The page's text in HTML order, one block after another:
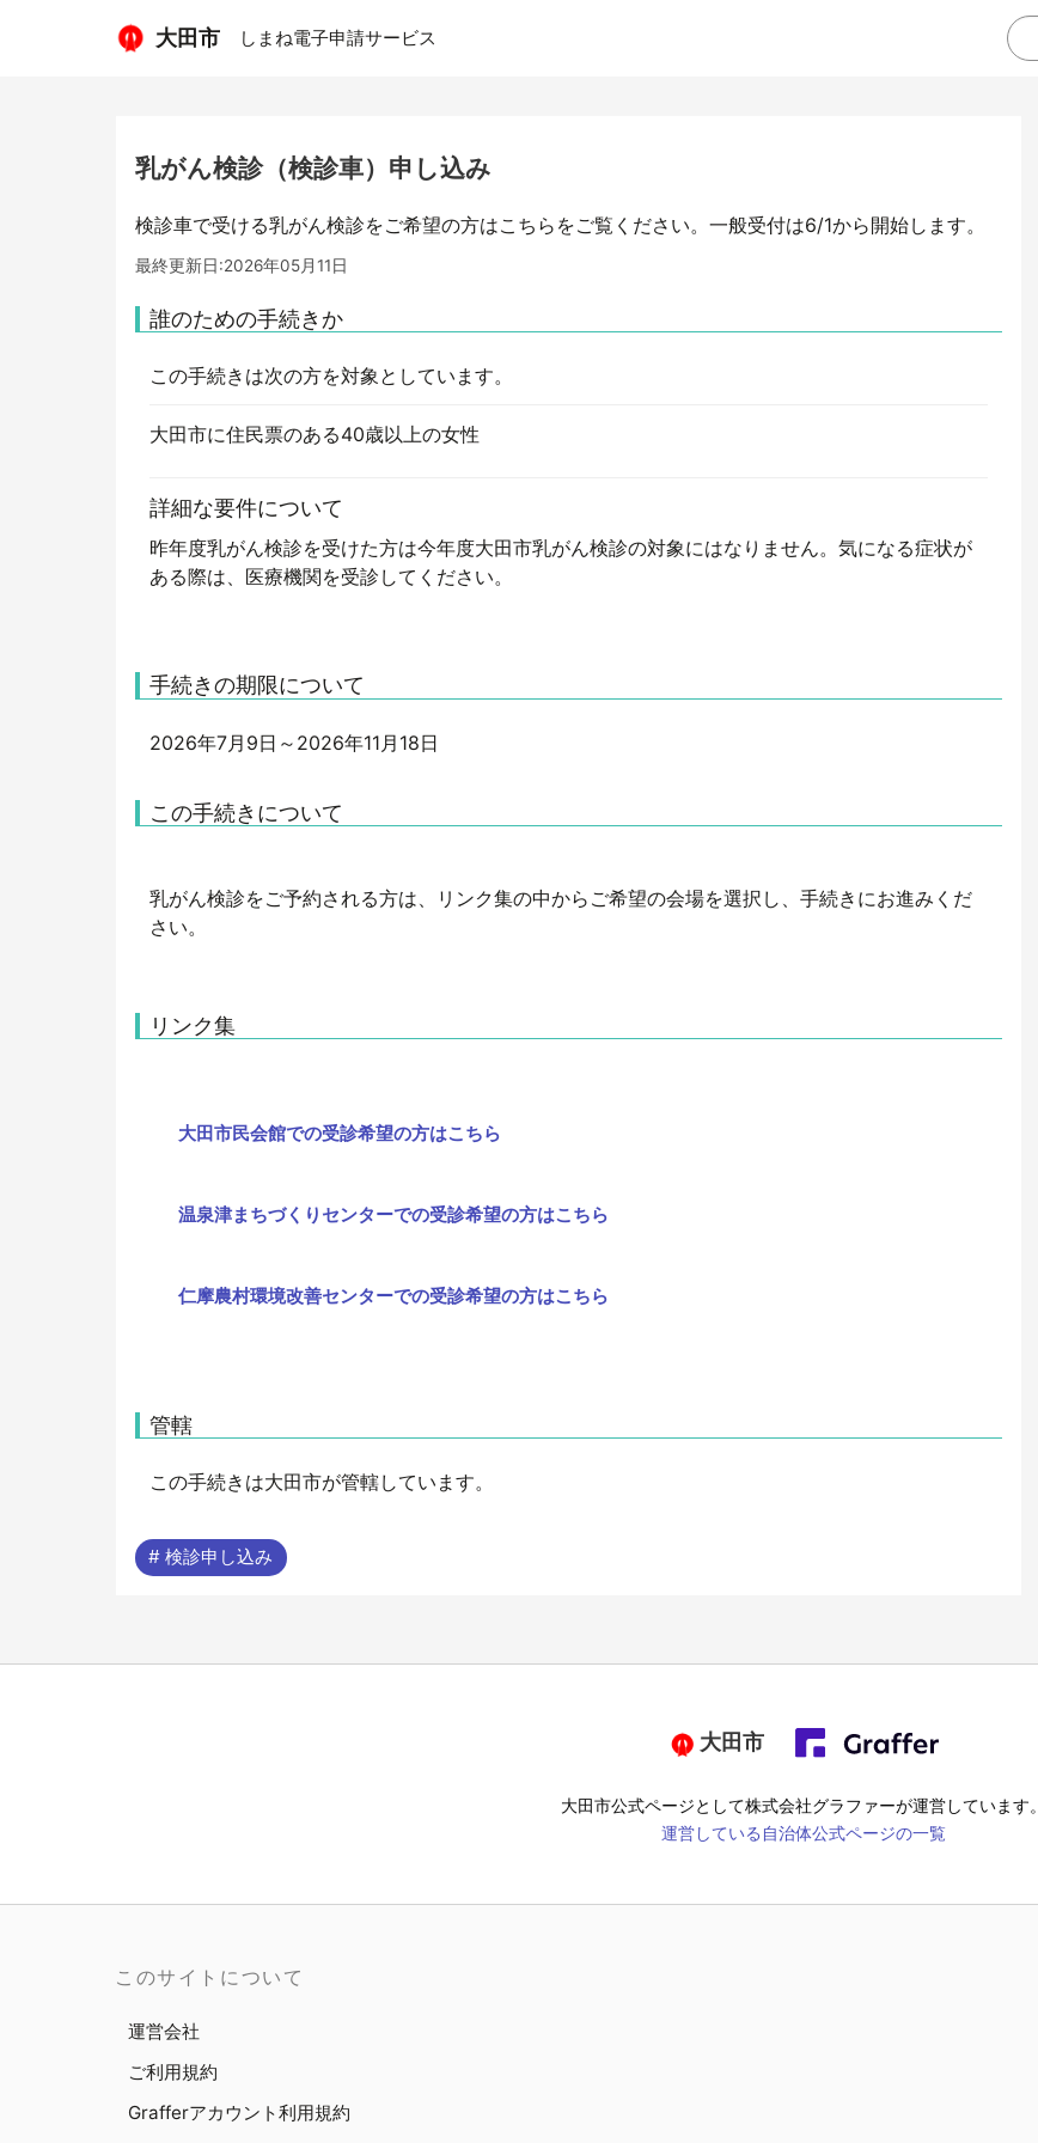
大田市 しまね電子申請サービス
乳がん検診（検診車）申し込み
検診車で受ける乳がん検診をご希望の方はこちらをご覧ください。一般受付は6/1から開始します。
最終更新日:2026年05月11日
誰のための手続きか
この手続きは次の方を対象としています。
大田市に住民票のある40歳以上の女性
詳細な要件について
昨年度乳がん検診を受けた方は今年度大田市乳がん検診の対象にはなりません。気になる症状が
ある際は、医療機関を受診してください。
手続きの期限について
2026年7月9日～2026年11月18日
この手続きについて
乳がん検診をご予約される方は、リンク集の中からご希望の会場を選択し、手続きにお進みくだ
さい。
リンク集
大田市民会館での受診希望の方はこちら
温泉津まちづくりセンターでの受診希望の方はこちら
仁摩農村環境改善センターでの受診希望の方はこちら
管轄
この手続きは大田市が管轄しています。
# 検診申し込み
大田市
大田市公式ページとして株式会社グラファーが運営しています。
運営している自治体公式ページの一覧
このサイトについて
運営会社
ご利用規約
Grafferアカウント利用規約